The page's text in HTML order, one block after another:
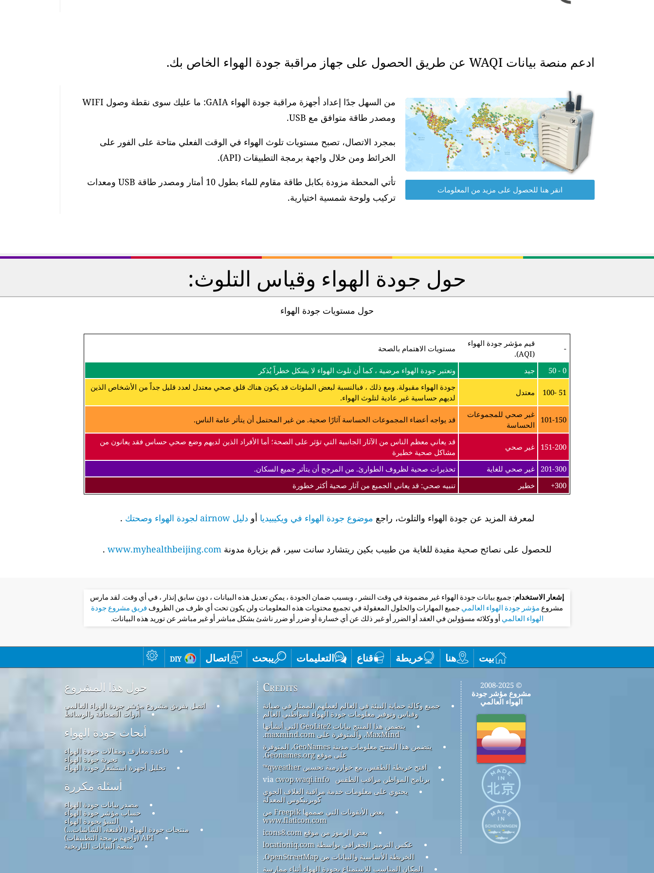
ادعم منصة بيانات WAQI عن طريق الحصول على جهاز مراقبة جودة الهواء الخاص بك.
من السهل جدًا إعداد أجهزة مراقبة جودة الهواء GAIA: ما عليك سوى نقطة وصول WIFI
ومصدر طاقة متوافق مع USB.
بمجرد الاتصال، تصبح مستويات تلوث الهواء في الوقت الفعلي متاحة على الفور على
الخرائط ومن خلال واجهة برمجة التطبيقات (API).
تأتي المحطة مزودة بكابل طاقة مقاوم للماء بطول 10 أمتار ومصدر طاقة USB ومعدات
تركيب ولوحة شمسية اختيارية.
انقر هنا للحصول على مزيد من المعلومات
حول جودة الهواء وقياس التلوث:
حول مستويات جودة الهواء
-
قيم مؤشر جودة الهواء
(AQI).
مستويات الاهتمام بالصحة
0 - 50 جيد وتعتبر جودة الهواء مرضية ، كما أن تلوث الهواء لا يشكل خطراً يُذكر
51 -100 معتدل
جودة الهواء مقبولة. ومع ذلك ، فبالنسبة لبعض الملوثات قد يكون هناك قلق صحي معتدل لعدد قليل جداً من الأشخاص الذين
لديهم حساسية غير عادية لتلوث الهواء.
101-150
غير صحي للمجموعات
الحساسة
قد يواجه أعضاء المجموعات الحساسة آثارًا صحية. من غير المحتمل أن يتأثر عامة الناس.
151-200 غير صحي
قد يعاني معظم الناس من الآثار الجانبية التي تؤثر على الصحة؛ أما الأفراد الذين لديهم وضع صحي حساس فقد يعانون من
مشاكل صحية خطيرة
201-300 غير صحي للغاية
تحذيرات صحية لظروف الطوارئ. من المرجح أن يتأثر جميع السكان.
300+
خطير تنبيه صحي: قد يعاني الجميع من آثار صحية أكثر خطورة
لمعرفة المزيد عن جودة الهواء والتلوث، راجع موضوع جودة الهواء في ويكيبيديا أو دليل airnow لجودة الهواء وصحتك .
للحصول على نصائح صحية مفيدة للغاية من طبيب بكين ريتشارد سانت سير، قم بزيارة مدونة www.myhealthbeijing.com
.
إشعار الاستخدام: جميع بيانات جودة الهواء غير مضمونة في وقت النشر ، وبسبب ضمان الجودة ، يمكن تعديل هذه البيانات ، دون سابق إنذار ، في أي وقت. لقد مارس
مشروع مؤشر جودة الهواء العالمي جميع المهارات والحلول المعقولة في تجميع محتويات هذه المعلومات ولن يكون تحت أي ظرف من الظروف فريق مشروع جودة
الهواء العالمي أو وكلائه مسؤولين في العقد أو الضرر أو غير ذلك عن أي خسارة أو ضرر أو ضرر ناشئ بشكل مباشر أو غير مباشر عن توريد هذه البيانات.
بيت هنا خريطة قناع التعليمات يبحث اتصال diy
حول هذا المشروع
اتصل بفريق مشروع مؤشر جودة الهواء العالمي
أدوات الصحافة والوسائط
أبحاث جودة الهواء
قاعدة معارف ومقالات جودة الهواء
تجربة جودة الهواء
تحليل أجهزة استشعار جودة الهواء
أسئلة مكررة
مصدر بيانات جودة الهواء
حساب مؤشر جودة الهواء
التنبؤ بجودة الهواء
منتجات جودة الهواء (الأقنعة، الشاشات...)
API (واجهة برمجة التطبيقات)
منصة البيانات التاريخية
Credits
جميع وكالة حماية البيئة في العالم لعملهم الممتاز في صيانة
وقياس وتوفير معلومات جودة الهواء لمواطني العالم
يتضمن هذا المنتج بيانات GeoLite2 التي أنشأتها
MaxMind، والمتوفرة على maxmind.com.
يتضمن هذا المنتج معلومات مدينة GeoNames، المتوفرة
على موقع Geonames.org.
افتح خريطة الطقس، مع خوارزمية تحسين qweather™
برنامج المواطن مراقب الطقس
cwop.waqi.info
يحتوي على معلومات خدمة مراقبة الغلاف الجوي
كوبرنيكوس المعدلة
بعض الأيقونات التي صممها Freepik من
www.flaticon.com
بعض الرموز من موقع icons8.com
عكس الترميز الجغرافي بواسطة locationiq.com
الخريطة الأساسية والبيانات من OpenStreetMap.
المكان المناسب للاستمتاع بجودة الهواء أثناء ممارسة
© 2008-2025
مشروع مؤشر جودة
الهواء العالمي